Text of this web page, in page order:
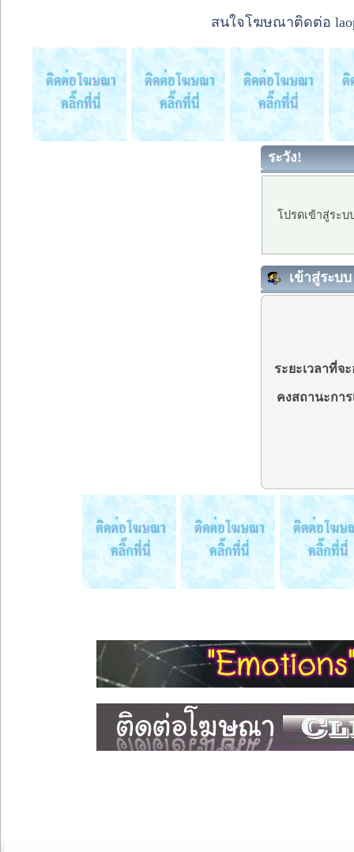
สนใจโฆษณาติดต่อ
ระวัง!
โปรดเข้าสู่ระ
เข้าสู่ระบบ
ระยะเวลาที่จ
คงสถานะกา